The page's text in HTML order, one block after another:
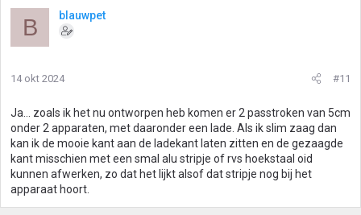
B blauwpet
14 okt 2024 #11
Ja... zoals ik het nu ontworpen heb komen er 2 passtroken van 5cm
onder 2 apparaten, met daaronder een lade. Als ik slim zaag dan
kan ik de mooie kant aan de ladekant laten zitten en de gezaagde
kant misschien met een smal alu stripje of rvs hoekstaal oid
kunnen afwerken, zo dat het lijkt alsof dat stripje nog bij het
apparaat hoort.